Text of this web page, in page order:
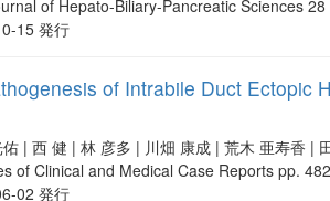
of Hepato-Biliary-Pancreatic Sciences
15 発行
of Intrabile Duct
| 西 健 | 林 彦多 | 川畑 康成 | 荒木 亜寿香 |
of Clinical and Medical Case Reports pp.
02 発行